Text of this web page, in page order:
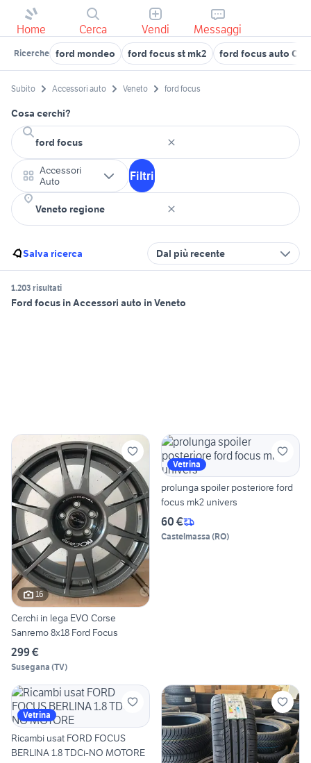
Home Cerca Vendi Messaggi
Ricerche ford mondeo ford focus st mk2 ford focus auto
Subito Accessori auto Veneto ford focus
Cosa cerchi?
Accessori
Auto
Filtri
Salva ricerca Dal più recente
1.203 risultati
Ford focus in Accessori auto in Veneto
16
Cerchi in lega EVO Corse
Sanremo 8x18 Ford Focus
299 €
Susegana (TV)
Vetrina
prolunga spoiler posteriore ford
focus mk2 univers
60 €
Castelmassa (RO)
Vetrina
Ricambi usat FORD FOCUS
BERLINA 1.8 TDCi-NO MOTORE